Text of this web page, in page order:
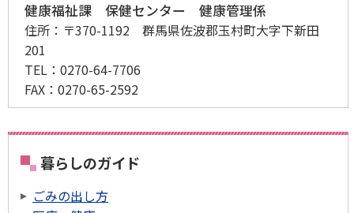
健康福祉課 保健センター 健康管理係
住所： 〒370-1192 群馬県佐波郡玉村町大字下新田
201
TEL： 0270-64-7706
FAX： 0270-65-2592
暮らしのガイド
ごみの出し方